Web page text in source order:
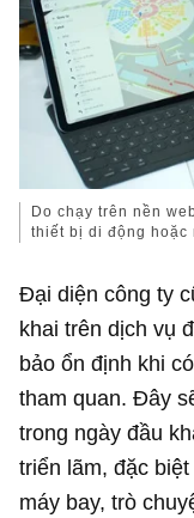
Do chạy trên nền
thiết bị di động
Đại diện công ty
khai trên dịch vụ
bảo ổn định khi
tham quan. Đây
trong ngày đầu
triển lãm, đặc
máy bay, trò